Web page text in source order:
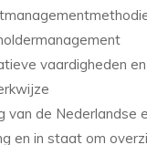
vaardigheden
van de Nederlandse
en in staat om